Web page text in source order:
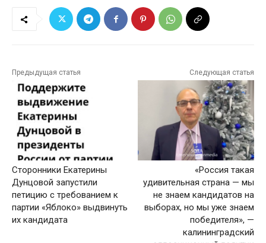
Предыдущая статья
Сторонники Екатерины
Дунцовой запустили
петицию с требованием к
партии «Яблоко» выдвинуть
их кандидата
Следующая статья
«Россия такая
удивительная страна — мы
не знаем кандидатов на
выборах, но мы уже знаем
победителя», —
калининградский